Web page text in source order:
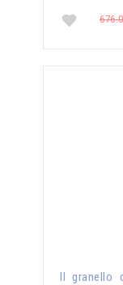
Il granello